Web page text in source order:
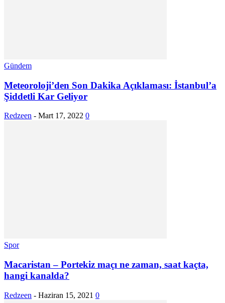
Gündem
Meteoroloji’den Son Dakika Açıklaması: İstanbul’a
Şiddetli Kar Geliyor
Redzeen - Mart 17, 2022 0
Spor
Macaristan – Portekiz maçı ne zaman, saat kaçta,
hangi kanalda?
Redzeen - Haziran 15, 2021 0